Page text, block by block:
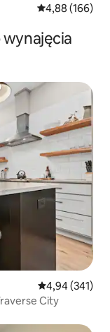
Średnia
4,88 (166)
Średnia
4,94 (341)
City